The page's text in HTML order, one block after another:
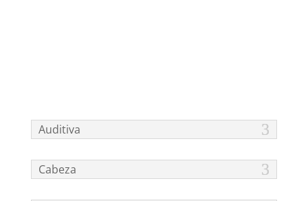
Auditiva
Cabeza